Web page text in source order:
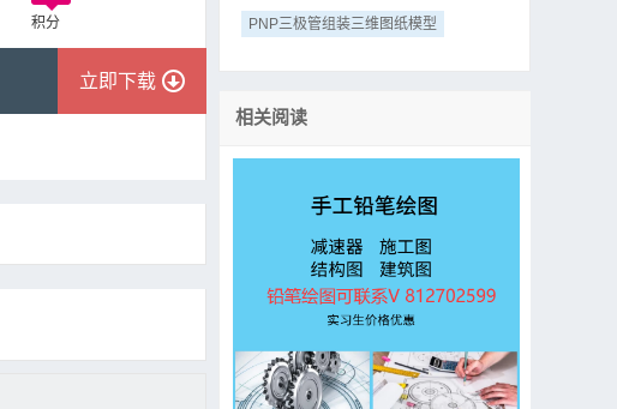
积分
立即下载
PNP三极管组装三维图纸模型
相关阅读